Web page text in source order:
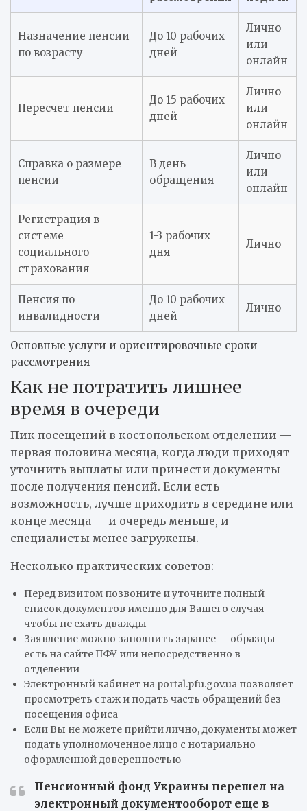
Основные услуги и ориентировочные сроки
рассмотрения
Назначение пенсии
по возрасту
До 10 рабочих
дней
Лично
или
онлайн
Пересчет пенсии
До 15 рабочих
дней
Лично
или
онлайн
Справка о размере
пенсии
В день
обращения
Лично
или
онлайн
Регистрация в
системе
социального
страхования
1-3 рабочих
дня
Лично
Пенсия по
инвалидности
До 10 рабочих
дней
Лично
Как не потратить лишнее
время в очереди
Пик посещений в костопольском отделении —
первая половина месяца, когда люди приходят
уточнить выплаты или принести документы
после получения пенсий. Если есть
возможность, лучше приходить в середине или
конце месяца — и очередь меньше, и
специалисты менее загружены.
Несколько практических советов:
Перед визитом позвоните и уточните полный
список документов именно для Вашего случая —
чтобы не ехать дважды
Заявление можно заполнить заранее — образцы
есть на сайте ПФУ или непосредственно в
отделении
Электронный кабинет на portal.pfu.gov.ua позволяет
просмотреть стаж и подать часть обращений без
посещения офиса
Если Вы не можете прийти лично, документы может
подать уполномоченное лицо с нотариально
оформленной доверенностью
Пенсионный фонд Украины перешел на
электронный документооборот еще в